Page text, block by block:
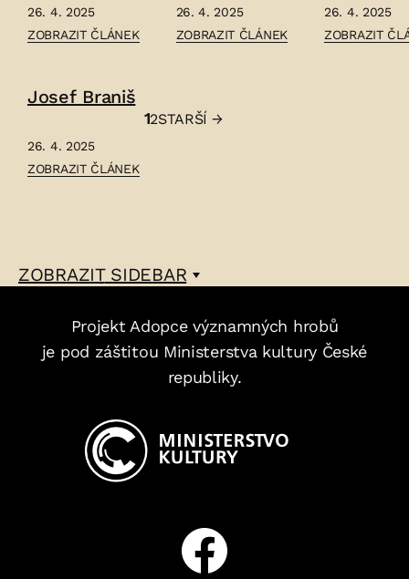
26. 4. 2025
ČLÁNEK:
–
ZOBRAZIT ČLÁNEK
26. 4. 2025
ČLÁNEK:
ZOBRAZIT ČLÁNEK
26. 4. 2025
ČLÁNEK:
ZOBRAZIT
Josef Braniš
26. 4. 2025
ČLÁNEK:
ZOBRAZIT ČLÁNEK
Stránkování
12STARŠÍ →
ZOBRAZITSIDEBAR
Projekt Adopce významných hrobů
je pod záštitou Ministerstva kultury České
republiky.
Facebook